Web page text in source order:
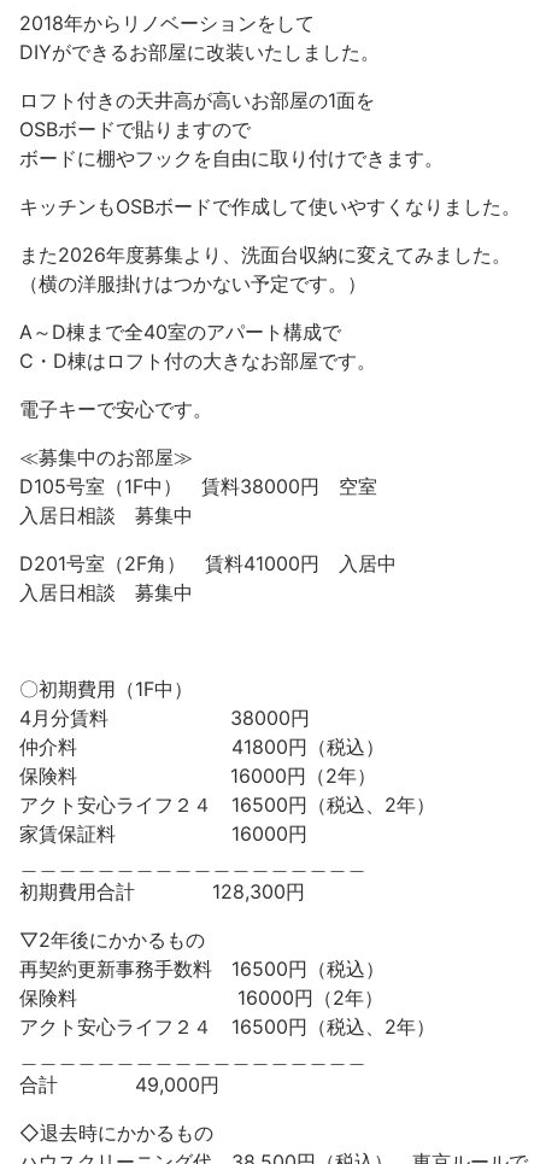
2018年からリノベーションをして
DIYができるお部屋に改装いたしました。
ロフト付きの天井高が高いお部屋の1面を
OSBボードで貼りますので
ボードに棚やフックを自由に取り付けできます。
キッチンもOSBボードで作成して使いやすくなりました。
また2026年度募集より、洗面台収納に変えてみました。
（横の洋服掛けはつかない予定です。）
A～D棟まで全40室のアパート構成で
C・D棟はロフト付の大きなお部屋です。
電子キーで安心です。
≪募集中のお部屋≫
D105号室（1F中） 賃料38000円 空室
入居日相談 募集中
D201号室（2F角） 賃料41000円 入居中
入居日相談 募集中
〇初期費用（1F中）
4月分賃料 38000円
仲介料 41800円（税込）
保険料 16000円（2年）
アクト安心ライフ２４ 16500円（税込、2年）
家賃保証料 16000円
初期費用合計 128,300円
▽2年後にかかるもの
再契約更新事務手数料 16500円（税込）
保険料 16000円（2年）
アクト安心ライフ２４ 16500円（税込、2年）
合計 49,000円
◇退去時にかかるもの